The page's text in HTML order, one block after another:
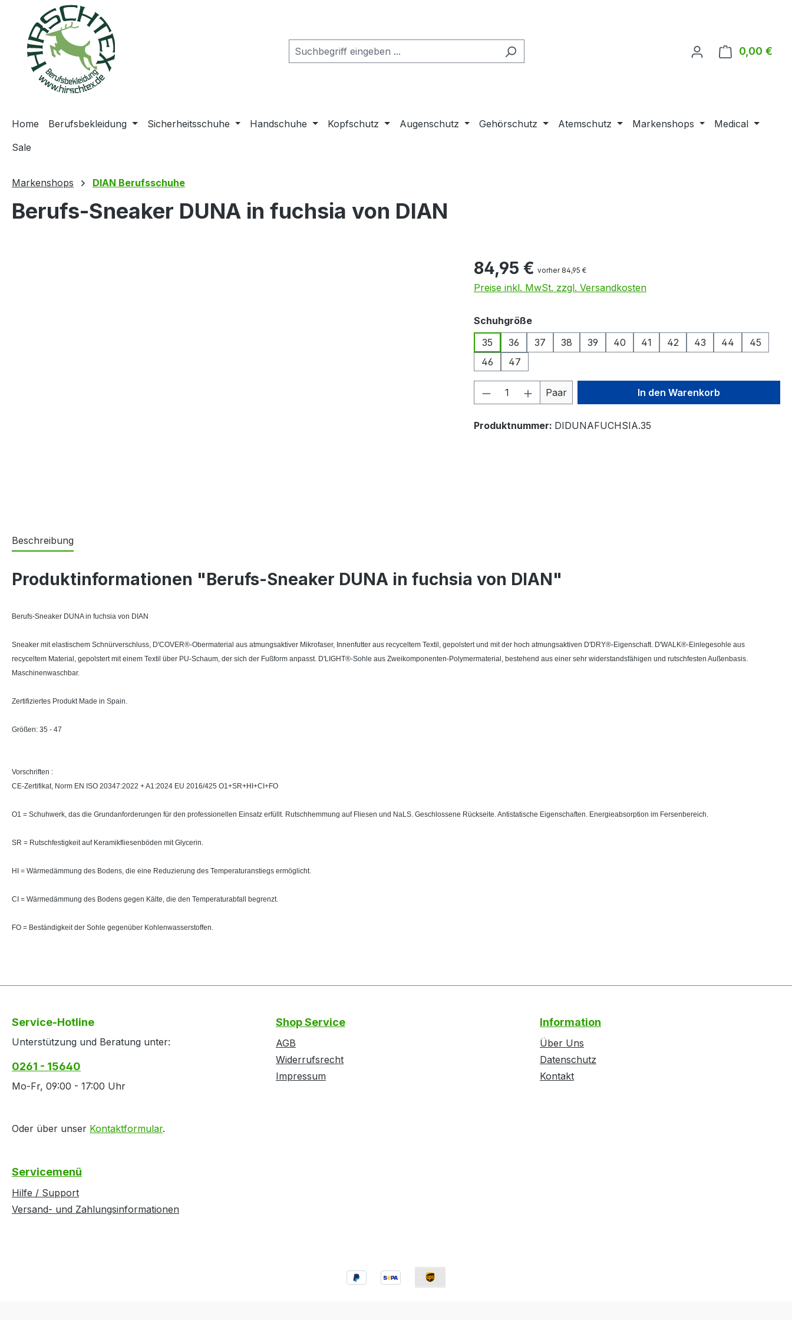
Zur Hauptnavigation springen
0,00 €
Home Berufsbekleidung Sicherheitsschuhe Handschuhe Kopfschutz Augenschutz Gehörschutz Atemschutz Markenshops
Medical
Sale
Markenshops DIAN Berufsschuhe
Berufs-Sneaker DUNA in fuchsia von DIAN
84,95 € vorher 84,95 €
Preise inkl. MwSt. zzgl. Versandkosten
Schuhgrößeauswählen
35
36 37 38 39 40 41 42 43 44
45
46
47
Produkt Anzahl: Gib den gewünschten Wert
Paar In den Warenkorb
Produktnummer: DIDUNAFUCHSIA.35
Beschreibung
Produktinformationen "Berufs-Sneaker DUNA in fuchsia von DIAN"
Berufs-Sneaker DUNA in fuchsia von DIAN
Sneaker mit elastischem Schnürverschluss, D'COVER®-Obermaterial aus atmungsaktiver Mikrofaser, Innenfutter aus recyceltem Textil, gepolstert und mit der hoch atmungsaktiven D'DRY®-Eigenschaft. D'WALK®-Einlegesohle aus
recyceltem Material, gepolstert mit einem Textil über PU-Schaum, der sich der Fußform anpasst. D'LIGHT®-Sohle aus Zweikomponenten-Polymermaterial, bestehend aus einer sehr widerstandsfähigen und rutschfesten Außenbasis.
Maschinenwaschbar.
Zertifiziertes Produkt Made in Spain.
Größen: 35 - 47
Vorschriften :
CE-Zertifikat, Norm EN ISO 20347:2022 + A1:2024 EU 2016/425 O1+SR+HI+CI+FO
O1 = Schuhwerk, das die Grundanforderungen für den professionellen Einsatz erfüllt. Rutschhemmung auf Fliesen und NaLS. Geschlossene Rückseite. Antistatische Eigenschaften. Energieabsorption im Fersenbereich.
SR = Rutschfestigkeit auf Keramikfliesenböden mit Glycerin.
HI = Wärmedämmung des Bodens, die eine Reduzierung des Temperaturanstiegs ermöglicht.
CI = Wärmedämmung des Bodens gegen Kälte, die den Temperaturabfall begrenzt.
FO = Beständigkeit der Sohle gegenüber Kohlenwasserstoffen.
Service-Hotline
Unterstützung und Beratung unter:
0261 - 15640
Mo-Fr, 09:00 - 17:00 Uhr
Oder über unser Kontaktformular.
Shop Service
AGB
Widerrufsrecht
Impressum
Information
Über Uns
Datenschutz
Kontakt
Servicemenü
Hilfe / Support
Versand- und Zahlungsinformationen